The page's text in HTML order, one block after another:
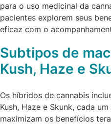
para o uso medicinal da
pacientes explorem seus
eficaz com o
Subtipos de
Kush, Haze e
Os híbridos de cannabis
Kush, Haze e Skunk, cada
maximizam os benefícios